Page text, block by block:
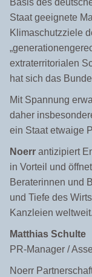
Basis des
Staat geeignete
Klimaschutzziele
extraterritorialen
hat sich das
Mit Spannung
daher
ein Staat etwaige
Noerr antizipiert
in Vorteil und
Beraterinnen und
und Tiefe des
Kanzleien weltweit.
Matthias Schulte
PR-Manager /
Noerr